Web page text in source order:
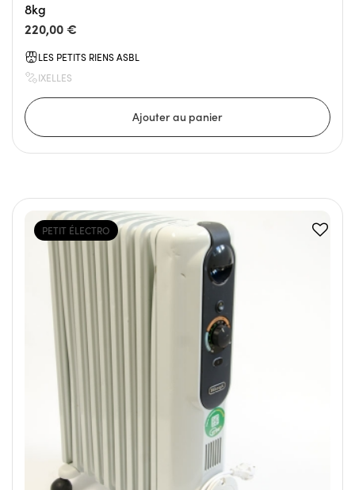
8kg
220,00 €
LES PETITS RIENS ASBL
IXELLES
PETIT ÉLECTRO